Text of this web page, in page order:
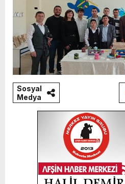
Sosyal
Medya